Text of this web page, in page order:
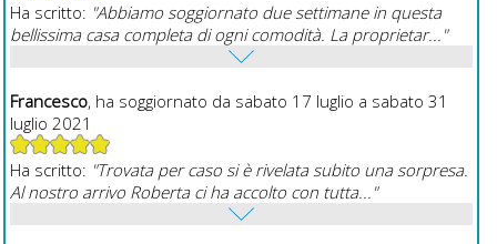
Ha scritto: "Abbiamo soggiornato due settimane in questa
bellissima casa completa di ogni comodità. La proprietar..."
Francesco, ha soggiornato da sabato 17 luglio a sabato 31
luglio 2021
Ha scritto: "Trovata per caso si è rivelata subito una sorpresa.
Al nostro arrivo Roberta ci ha accolto con tutta..."